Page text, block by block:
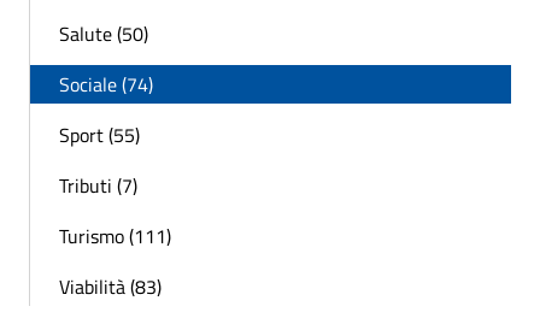
Salute (50)
Sociale (74)
Sport (55)
Tributi (7)
Turismo (111)
Viabilità (83)